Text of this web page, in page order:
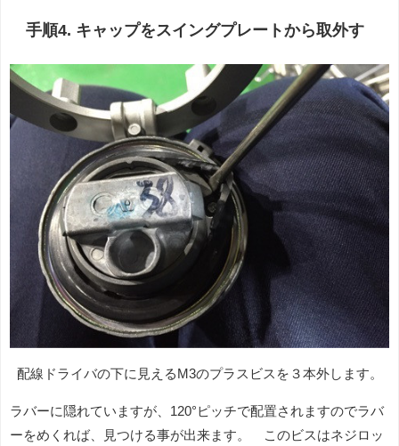
手順4. キャップをスイングプレートから取外す
配線ドライバの下に見えるM3のプラスビスを３本外します。
ラバーに隠れていますが、120°ピッチで配置されますのでラバ
ーをめくれば、見つける事が出来ます。 このビスはネジロッ